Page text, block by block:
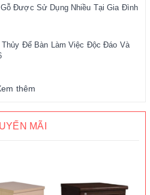
Được Sử Dụng Nhiều Tại Gia Đình
Để Bàn Làm Việc Độc Đáo Và
thêm
MÃI